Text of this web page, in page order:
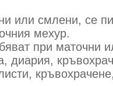
или смлени, се
мехур.
при маточни
диария,